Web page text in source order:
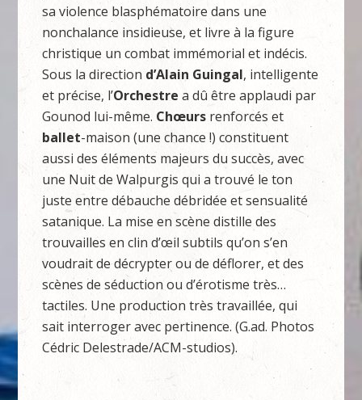
sa violence blasphématoire dans une
nonchalance insidieuse, et livre à la figure
christique un combat immémorial et indécis.
Sous la direction d’Alain Guingal, intelligente
et précise, l’Orchestre a dû être applaudi par
Gounod lui-même. Chœurs renforcés et
ballet-maison (une chance !) constituent
aussi des éléments majeurs du succès, avec
une Nuit de Walpurgis qui a trouvé le ton
juste entre débauche débridée et sensualité
satanique. La mise en scène distille des
trouvailles en clin d’œil subtils qu’on s’en
voudrait de décrypter ou de déflorer, et des
scènes de séduction ou d’érotisme très…
tactiles. Une production très travaillée, qui
sait interroger avec pertinence. (G.ad. Photos
Cédric Delestrade/ACM-studios).